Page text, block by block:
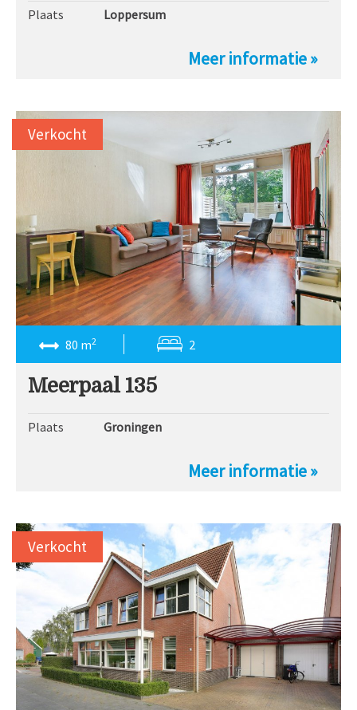
Plaats Loppersum
Meer informatie »
80 m2 2
Meerpaal 135
Plaats Groningen
Meer informatie »
Verkocht
Verkocht